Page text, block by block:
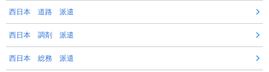
西日本 道路 派遣
西日本 調剤 派遣
西日本 総務 派遣